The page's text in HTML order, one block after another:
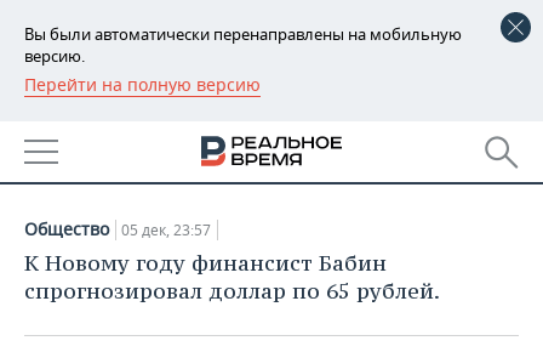
Вы были автоматически перенаправлены на мобильную
версию.
Перейти на полную версию
РЕГИОНЫ
БАШКОРТОСТАН
УДМУРТИЯ
НОВОСТИ
НОВОСТИ АНАЛИТИКИ
ДЕКЛАРАЦИИ О ДОХОДАХ
ЭКОНОМИКА
НОВОСТИ ЭКОНОМИКИ
05.12.2022
Общество 05 дек, 23:57
К Новому году финансист Бабин
спрогнозировал доллар по 65 рублей.